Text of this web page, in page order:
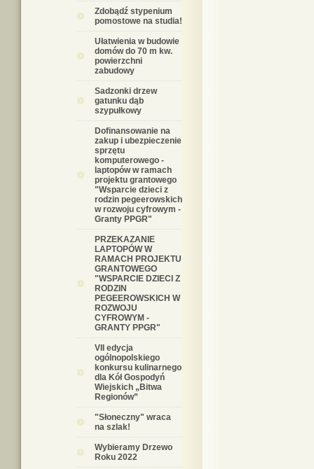
Zdobądź stypenium
pomostowe na studia!
Ułatwienia w budowie
domów do 70 m kw.
powierzchni
zabudowy
Sadzonki drzew
gatunku dąb
szypułkowy
Dofinansowanie na
zakup i ubezpieczenie
sprzętu
komputerowego -
laptopów w ramach
projektu grantowego
"Wsparcie dzieci z
rodzin pegeerowskich
w rozwoju cyfrowym -
Granty PPGR"
PRZEKAZANIE
LAPTOPÓW W
RAMACH PROJEKTU
GRANTOWEGO
"WSPARCIE DZIECI Z
RODZIN
PEGEEROWSKICH W
ROZWOJU
CYFROWYM -
GRANTY PPGR"
VII edycja
ogólnopolskiego
konkursu kulinarnego
dla Kół Gospodyń
Wiejskich „Bitwa
Regionów”
"Słoneczny" wraca
na szlak!
Wybieramy Drzewo
Roku 2022